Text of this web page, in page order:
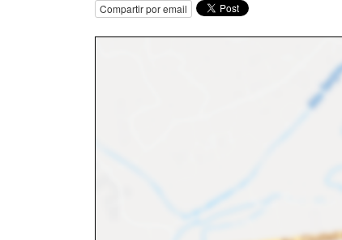
Compartir por email